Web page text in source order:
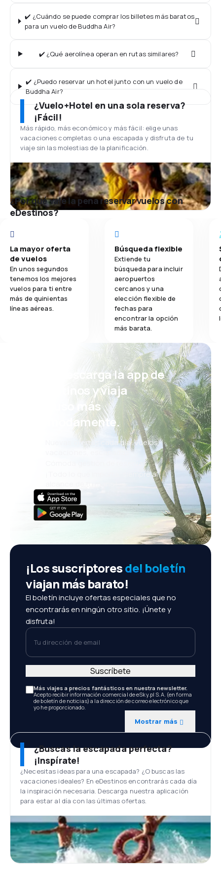
✔️ ¿Cuándo se puede comprar los billetes más baratos
para un vuelo de Buddha Air?
✔️ ¿Qué aerolínea operan en rutas similares?
✔️ ¿Puedo reservar un hotel junto con un vuelo de
Buddha Air?
¿Vuelo+Hotel en una sola reserva?
¡Fácil!
Más rápido, más económico y más fácil: elige unas
vacaciones completas o una escapada y disfruta de tu
viaje sin las molestias de la planificación.
¿Por qué vale la pena reservar vuelos con
eDestinos?
La mayor oferta
de vuelos
En unos segundos
tenemos los mejores
vuelos para ti entre
más de quinientas
líneas aéreas.
Búsqueda flexible
Extiende tu
búsqueda para incluir
aeropuertos
cercanos y una
elección flexible de
fechas para
encontrar la opción
más barata.
¡Eh! Descarga la app de
eDestinos y viaja
incluso más
cómodamente.
Nuevas ofertas cada día: vuelos,
vacaciones, escapadas
Cómoda gestión de reservas
¡Todo lo que importa, siempre al
¡Los suscriptoresdel boletín
viajan más barato!
El boletín incluye ofertas especiales que no
encontrarás en ningún otro sitio. ¡Únete y
disfruta!
Tu dirección de email
Más viajes a precios fantásticos en nuestra newsletter.
Acepto recibir información comercial de eSky.pl S.A. (en forma
de boletín de noticias) a la dirección de correo electrónico que
yo he proporcionado.
Mostrar más
Suscríbete
¿Buscas la escapada perfecta?
¡Inspírate!
¿Necesitas ideas para una escapada? ¿O buscas las
vacaciones ideales? En eDestinos encontrarás cada día
la inspiración necesaria. Descarga nuestra aplicación
para estar al día con las últimas ofertas.